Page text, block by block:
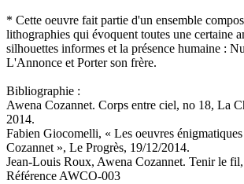
* Cette oeuvre fait partie d'un ensemble
lithographies qui évoquent toutes une certaine
silhouettes informes et la présence humaine :
L'Annonce et Porter son frère.
Bibliographie :
Awena Cozannet. Corps entre ciel, no 18, La
2014.
Fabien Giocomelli, « Les oeuvres
Cozannet », Le Progrès, 19/12/2014.
Jean-Louis Roux, Awena Cozannet. Tenir le
RéférenceAWCO-003